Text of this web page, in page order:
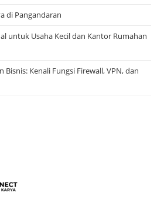
di Pangandaran
untuk Usaha Kecil dan Kantor Rumahan
Bisnis: Kenali Fungsi Firewall, VPN, dan